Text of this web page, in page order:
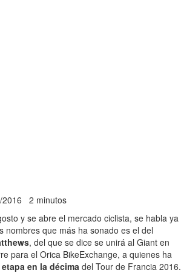
2016 2 minutos
y se abre el mercado ciclista, se habla ya
nombres que más ha sonado es el del
, del que se dice se unirá al Giant en
para el Orica BikeExchange, a quienes ha
en la décima del Tour de Francia 2016.